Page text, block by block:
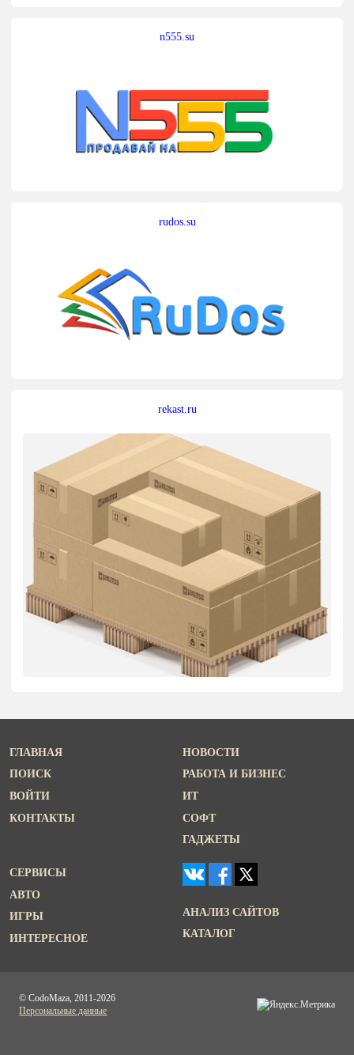
n555.su
rudos.su
rekast.ru
ГЛАВНАЯ
ПОИСК
ВОЙТИ
КОНТАКТЫ
НОВОСТИ
РАБОТА И БИЗНЕС
ИТ
СОФТ
ГАДЖЕТЫ
СЕРВИСЫ
АВТО
ИГРЫ
ИНТЕРЕСНОЕ
АНАЛИЗ САЙТОВ
КАТАЛОГ
© CodoMaza, 2011-2026
Персональные данные